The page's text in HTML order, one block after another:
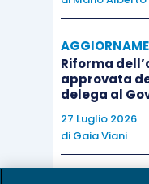
non
interdittive
legislativo 8
Con l’attuazione
pervenire alle
Riforma
approvata
delega al
27 Luglio 2026
di Gaia Viani